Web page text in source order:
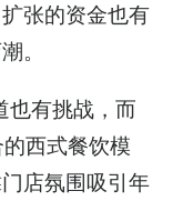
张的资金也有
。
也有挑战，而
西式餐饮模
店氛围吸引年